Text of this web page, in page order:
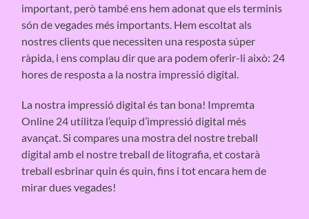
important, però també ens hem adonat que els terminis
són de vegades més importants. Hem escoltat als
nostres clients que necessiten una resposta súper
ràpida, i ens complau dir que ara podem oferir-li això: 24
hores de resposta a la nostra impressió digital.
La nostra impressió digital és tan bona! Impremta
Online 24 utilitza l’equip d’impressió digital més
avançat. Si compares una mostra del nostre treball
digital amb el nostre treball de litografia, et costarà
treball esbrinar quin és quin, fins i tot encara hem de
mirar dues vegades!